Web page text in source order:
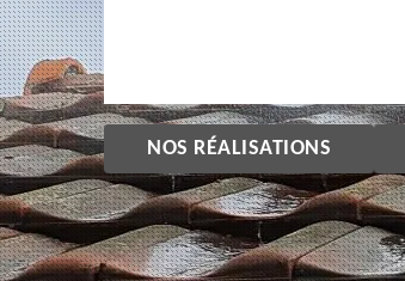
NOS RÉALISATIONS